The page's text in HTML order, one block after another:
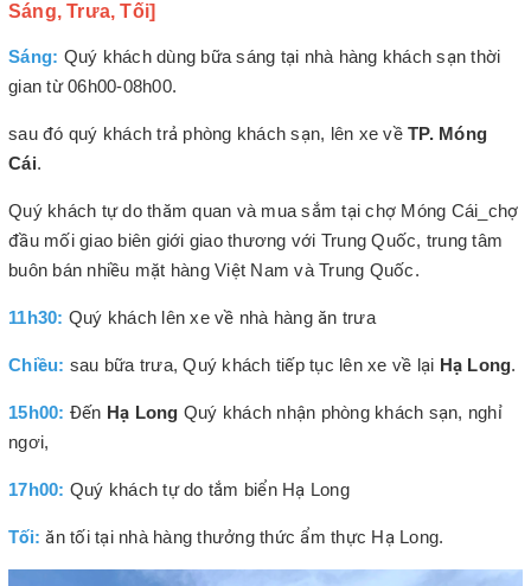
Sáng, Trưa, Tối]
Sáng: Quý khách dùng bữa sáng tại nhà hàng khách sạn thời
gian từ 06h00-08h00.
sau đó quý khách trả phòng khách sạn, lên xe về TP. Móng
Cái.
Quý khách tự do thăm quan và mua sắm tại chợ Móng Cái_chợ
đầu mối giao biên giới giao thương với Trung Quốc, trung tâm
buôn bán nhiều mặt hàng Việt Nam và Trung Quốc.
11h30: Quý khách lên xe về nhà hàng ăn trưa
Chiều: sau bữa trưa, Quý khách tiếp tục lên xe về lại Hạ Long.
15h00: Đến Hạ Long Quý khách nhận phòng khách sạn, nghỉ
ngơi,
17h00: Quý khách tự do tắm biển Hạ Long
Tối: ăn tối tại nhà hàng thưởng thức ẩm thực Hạ Long.